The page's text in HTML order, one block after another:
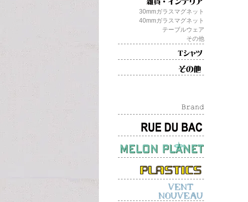
30mmガラスマグネット
40mmガラスマグネット
テーブルウェア
その他